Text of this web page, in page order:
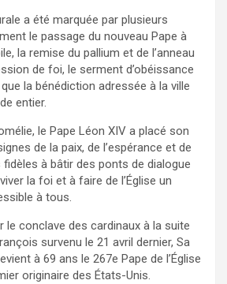
a été marquée par plusieurs
le passage du nouveau Pape à
la remise du pallium et de l’anneau
de foi, le serment d’obéissance
la bénédiction adressée à la ville
entier.
le Pape Léon XIV a placé son
de la paix, de l’espérance et de
fidèles à bâtir des ponts de dialogue
la foi et à faire de l’Église un
à tous.
le conclave des cardinaux à la suite
survenu le 21 avril dernier, Sa
à 69 ans le 267e Pape de l’Église
originaire des États-Unis.